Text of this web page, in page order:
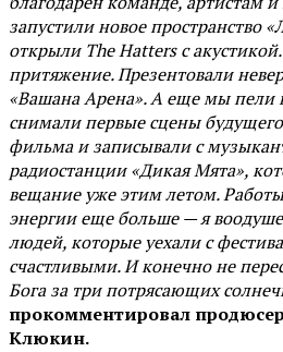
запустили новое пространство
открыли The Hatters с
притяжение. Презентовали
«Вашана Арена». А еще мы пели
снимали первые сцены
фильма и записывали с
радиостанции «Дикая Мята»,
вещание уже этим летом.
энергии еще больше — я
людей, которые уехали с
счастливыми. И конечно не
Бога за три потрясающих
прокомментировал
Клюкин.